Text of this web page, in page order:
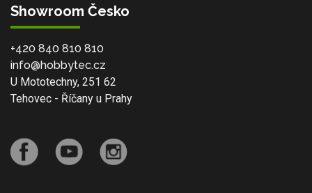
Showroom Česko
+420 840 810 810
info@hobbytec.cz
U Mototechny, 251 62
Tehovec - Říčany u Prahy